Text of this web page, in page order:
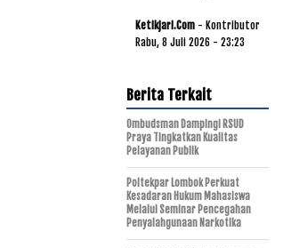
Ketikjari.com - Kontributor
Rabu, 8 Juli 2026 - 23:23
Berita Terkait
Ombudsman Dampingi RSUD
Praya Tingkatkan Kualitas
Pelayanan Publik
Poltekpar Lombok Perkuat
Kesadaran Hukum Mahasiswa
Melalui Seminar Pencegahan
Penyalahgunaan Narkotika